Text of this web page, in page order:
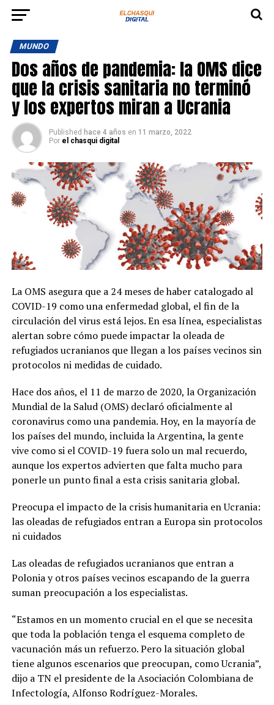
MUNDO
Dos años de pandemia: la OMS dice
que la crisis sanitaria no terminó
y los expertos miran a Ucrania
Published hace 4 años en 11 marzo, 2022
Por el chasqui digital
La OMS asegura que a 24 meses de haber catalogado al
COVID-19 como una enfermedad global, el fin de la
circulación del virus está lejos. En esa línea, especialistas
alertan sobre cómo puede impactar la oleada de
refugiados ucranianos que llegan a los países vecinos sin
protocolos ni medidas de cuidado.
Hace dos años, el 11 de marzo de 2020, la Organización
Mundial de la Salud (OMS) declaró oficialmente al
coronavirus como una pandemia. Hoy, en la mayoría de
los países del mundo, incluida la Argentina, la gente
vive como si el COVID-19 fuera solo un mal recuerdo,
aunque los expertos advierten que falta mucho para
ponerle un punto final a esta crisis sanitaria global.
Preocupa el impacto de la crisis humanitaria en Ucrania:
las oleadas de refugiados entran a Europa sin protocolos
ni cuidados
Las oleadas de refugiados ucranianos que entran a
Polonia y otros países vecinos escapando de la guerra
suman preocupación a los especialistas.
“Estamos en un momento crucial en el que se necesita
que toda la población tenga el esquema completo de
vacunación más un refuerzo. Pero la situación global
tiene algunos escenarios que preocupan, como Ucrania”,
dijo a TN el presidente de la Asociación Colombiana de
Infectología, Alfonso Rodríguez-Morales.